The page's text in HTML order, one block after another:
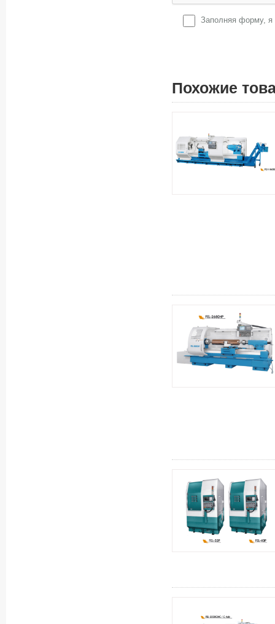
Заполняя форму, я
Похожие